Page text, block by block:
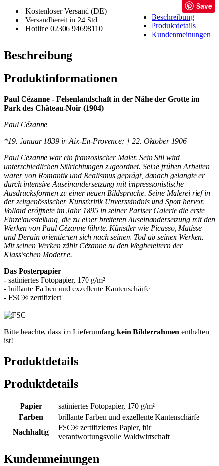
Kostenloser Versand (DE)
Versandbereit in 24 Std.
Hotline 02306 94698110
Save
Beschreibung
Produktdetails
Kundenmeinungen
Beschreibung
Produktinformationen
Paul Cézanne - Felsenlandschaft in der Nähe der Grotte im
Park des Château-Noir (1904)
Paul Cézanne
*19. Januar 1839 in Aix-En-Provence; † 22. Oktober 1906
Paul Cézanne war ein französischer Maler. Sein Stil wird
unterschiedlichen Stilrichtungen zugeordnet. Seine frühen Arbeiten
waren von Romantik und Realismus geprägt, danach gelangte er
durch intensive Auseinandersetzung mit impressionistische
Ausdrucksformen zu einer neuen Bildsprache. Seine Malerei rief in
der zeitgenössischen Kunstkritik Unverständnis und Spott hervor.
Vollard eröffnete im Jahr 1895 in seiner Pariser Galerie die erste
Einzelausstellung, die zu einer breiteren Auseinandersetzung mit den
Werken von Paul Cézanne führte. Künstler wie Picasso, Matisse
und Derain orientierten sich nach seinem Tod ab seinen Werken.
Mit seinen Werken zählt Cézanne zu den Wegbereitern der
Klassischen Moderne.
Das Posterpapier
- satiniertes Fotopapier, 170 g/m²
- brillante Farben und exzellente Kantenschärfe
- FSC® zertifiziert
Bitte beachte, dass im Lieferumfang kein Bilderrahmen enthalten
ist!
Produktdetails
Produktdetails
Papier
satiniertes Fotopapier, 170 g/m²
Farben
brillante Farben und exzellente Kantenschärfe
Nachhaltig
FSC® zertifiziertes Papier, für
verantwortungsvolle Waldwirtschaft
Kundenmeinungen